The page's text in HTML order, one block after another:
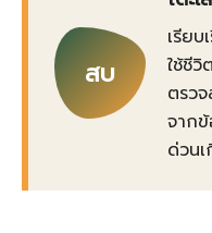
สบ
เรีย
ใช้ชีวิ
ตรว
จากข้
ด่วน